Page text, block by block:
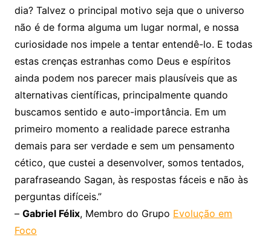
dia? Talvez o principal motivo seja que o universo
não é de forma alguma um lugar normal, e nossa
curiosidade nos impele a tentar entendê-lo. E todas
estas crenças estranhas como Deus e espíritos
ainda podem nos parecer mais plausíveis que as
alternativas científicas, principalmente quando
buscamos sentido e auto-importância. Em um
primeiro momento a realidade parece estranha
demais para ser verdade e sem um pensamento
cético, que custei a desenvolver, somos tentados,
parafraseando Sagan, às respostas fáceis e não às
perguntas difíceis.”
– Gabriel Félix, Membro do Grupo Evolução em
Foco